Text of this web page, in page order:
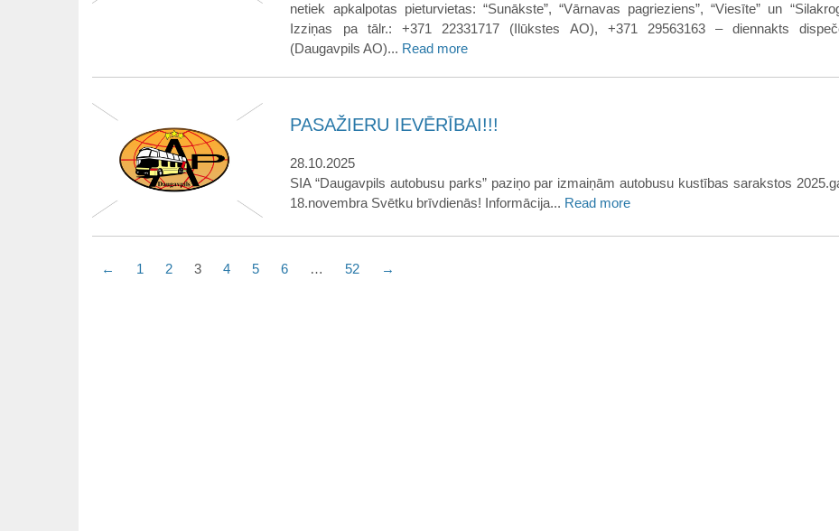
netiek apkalpotas pieturvietas: “Sunākste”, “Vārnavas pagrieziens”, “Viesīte” un
Izziņas pa tālr.: +371 22331717 (Ilūkstes AO), +371 29563163 – diennakts
(Daugavpils AO)... Read more
PASAŽIERU IEVĒRĪBAI!!!
28.10.2025
SIA “Daugavpils autobusu parks” paziņo par izmaiņām autobusu kustības sarakstos
18.novembra Svētku brīvdienās! Informācija... Read more
← 1 2 3 4 5 6 … 52 →